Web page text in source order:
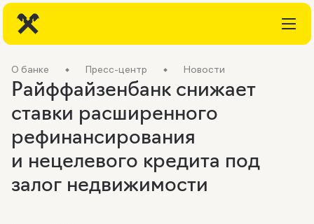
О банке Пресс-центр Новости
Райффайзенбанк снижает
ставки расширенного
рефинансирования
и нецелевого кредита под
залог недвижимости